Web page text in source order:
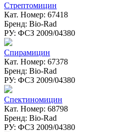
Стрептомицин
Кат. Номер: 67418
Бренд: Bio-Rad
РУ: ФСЗ 2009/04380
Спирамицин
Кат. Номер: 67378
Бренд: Bio-Rad
РУ: ФСЗ 2009/04380
Спектиномицин
Кат. Номер: 68798
Бренд: Bio-Rad
РУ: ФСЗ 2009/04380